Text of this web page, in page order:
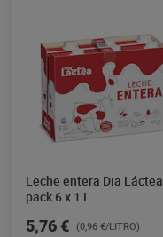
Leche entera Dia Láctea
pack 6 x 1 L
5,76 € (0,96 €/LITRO)